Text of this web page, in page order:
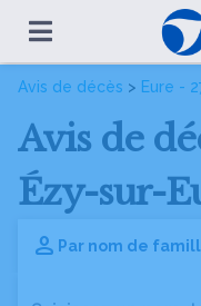
Avis de décès > Eure -
Avis de
Ézy-sur-
Par nom de